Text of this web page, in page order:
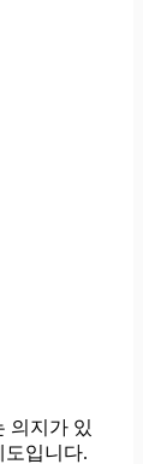
의지가 있
도입니다.